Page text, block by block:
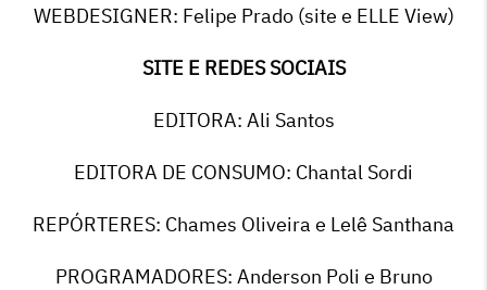
WEBDESIGNER: Felipe Prado (site e ELLE View)
SITE E REDES SOCIAIS
EDITORA: Ali Santos
EDITORA DE CONSUMO: Chantal Sordi
REPÓRTERES: Chames Oliveira e Lelê Santhana
PROGRAMADORES: Anderson Poli e Bruno